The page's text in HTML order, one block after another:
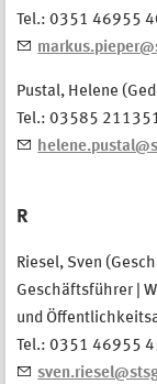
Tel.: 0351 46955
Pustal, Helene
Tel.: 03585
R
Riesel, Sven
Geschäftsführer |
und
Tel.: 0351 46955